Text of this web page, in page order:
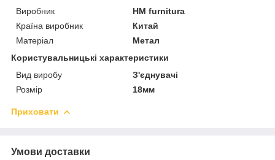
Виробник
HM furnitura
Країна виробник
Китай
Матеріал
Метал
Користувальницькі характеристики
Вид виробу
З'єднувачі
Розмір
18мм
Приховати
Умови доставки